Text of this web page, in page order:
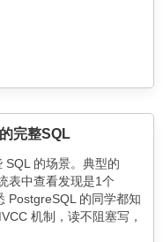
完整SQL
SQL 的场景。典型的
表中查看发现是1个
PostgreSQL 的同学都知
机制，读不阻塞写，